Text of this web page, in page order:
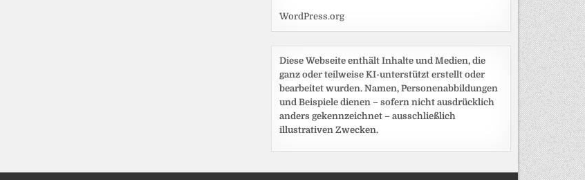
WordPress.org
Diese Webseite enthält Inhalte und Medien, die
ganz oder teilweise KI-unterstützt erstellt oder
bearbeitet wurden. Namen, Personenabbildungen
und Beispiele dienen – sofern nicht ausdrücklich
anders gekennzeichnet – ausschließlich
illustrativen Zwecken.